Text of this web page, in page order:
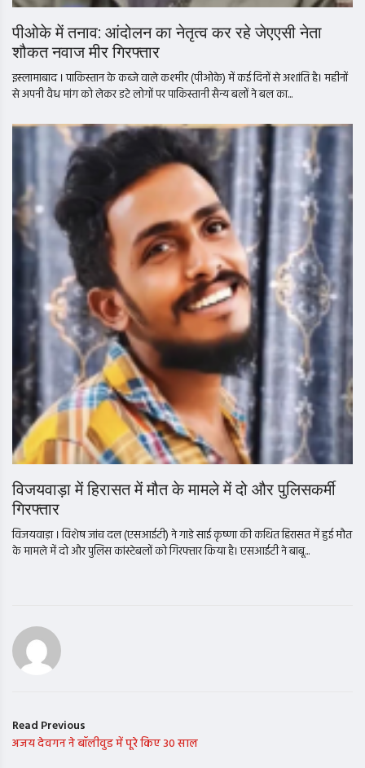
पीओके में तनाव: आंदोलन का नेतृत्व कर रहे जेएएसी नेता
शौकत नवाज मीर गिरफ्तार
इस्लामाबाद । पाकिस्तान के कब्जे वाले कश्मीर (पीओके) में कई दिनों से अशांति है। महीनों
से अपनी वैध मांग को लेकर डटे लोगों पर पाकिस्तानी सैन्य बलों ने बल का...
विजयवाड़ा में हिरासत में मौत के मामले में दो और पुलिसकर्मी
गिरफ्तार
विजयवाड़ा । विशेष जांच दल (एसआईटी) ने गाडे साई कृष्णा की कथित हिरासत में हुई मौत
के मामले में दो और पुलिस कांस्टेबलों को गिरफ्तार किया है। एसआईटी ने बाबू...
Read Previous
अजय देवगन ने बॉलीवुड में पूरे किए 30 साल